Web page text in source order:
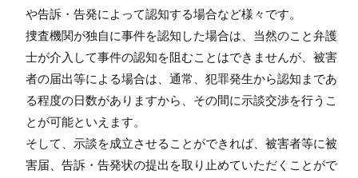
や告訴・告発によって認知する場合など様々です。
捜査機関が独自に事件を認知した場合は、当然のこと弁護
士が介入して事件の認知を阻むことはできませんが、被害
者の届出等による場合は、通常、犯罪発生から認知まであ
る程度の日数がありますから、その間に示談交渉を行うこ
とが可能といえます。
そして、示談を成立させることができれば、被害者等に被
害届、告訴・告発状の提出を取り止めていただくことがで